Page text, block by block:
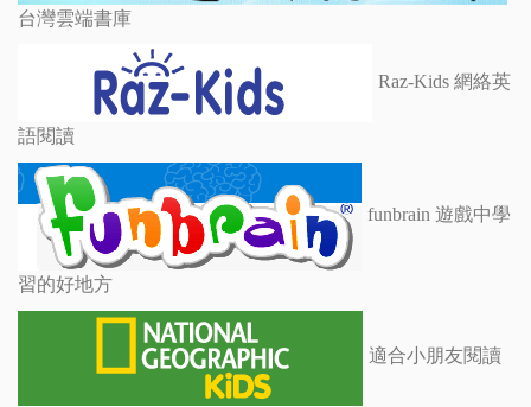
台灣雲端書庫
Raz-Kids 網絡英
語閱讀
funbrain 遊戲中學
習的好地方
適合小朋友閱讀